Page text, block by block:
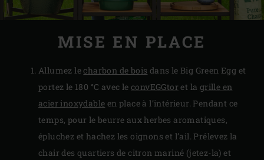
MISE EN PLACE
Allumez lecharbon de bois dans le Big Green Egg et
portez le 180 °C avec le convEGGtor et la grille en
acier inoxydable en place à l’intérieur. Pendant ce
temps, pour le beurre aux herbes aromatiques,
épluchez et hachez les oignons et l’ail. Prélevez la
chair des quartiers de citron mariné (jetez-la) et